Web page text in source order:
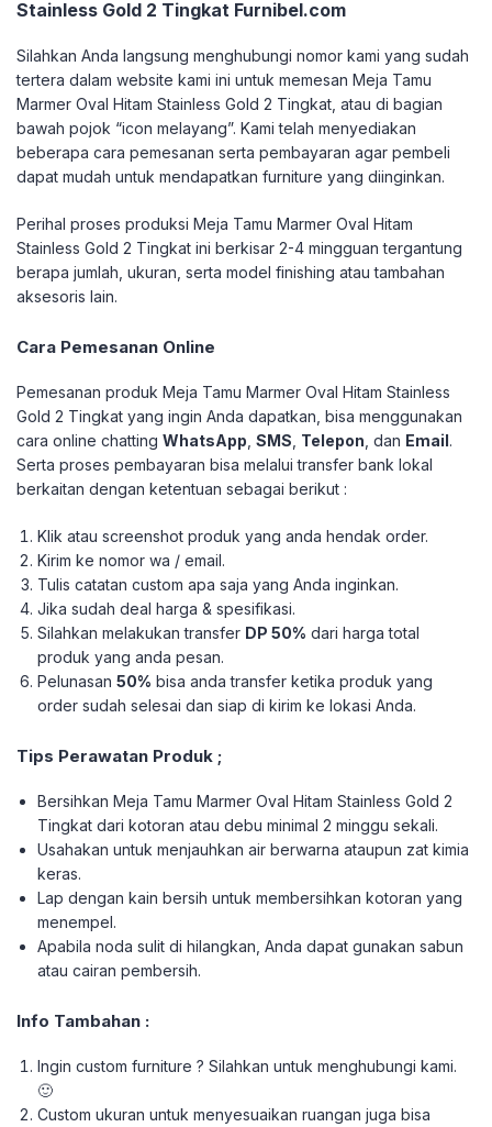
Stainless Gold 2 Tingkat Furnibel.com
Silahkan Anda langsung menghubungi nomor kami yang sudah
tertera dalam website kami ini untuk memesan Meja Tamu
Marmer Oval Hitam Stainless Gold 2 Tingkat, atau di bagian
bawah pojok “icon melayang”. Kami telah menyediakan
beberapa cara pemesanan serta pembayaran agar pembeli
dapat mudah untuk mendapatkan furniture yang diinginkan.
Perihal proses produksi Meja Tamu Marmer Oval Hitam
Stainless Gold 2 Tingkat ini berkisar 2-4 mingguan tergantung
berapa jumlah, ukuran, serta model finishing atau tambahan
aksesoris lain.
Cara Pemesanan Online
Pemesanan produk Meja Tamu Marmer Oval Hitam Stainless
Gold 2 Tingkat yang ingin Anda dapatkan, bisa menggunakan
cara online chatting WhatsApp SMS Telepon , dan Email.
Serta proses pembayaran bisa melalui transfer bank lokal
berkaitan dengan ketentuan sebagai berikut :
Klik atau screenshot produk yang anda hendak order.
Kirim ke nomor wa / email.
Tulis catatan custom apa saja yang Anda inginkan.
Jika sudah deal harga & spesifikasi.
Silahkan melakukan transfer DP 50% dari harga total
produk yang anda pesan.
Pelunasan50% bisa anda transfer ketika produk yang
order sudah selesai dan siap di kirim ke lokasi Anda.
Tips Perawatan Produk ;
Bersihkan Meja Tamu Marmer Oval Hitam Stainless Gold 2
Tingkat dari kotoran atau debu minimal 2 minggu sekali.
Usahakan untuk menjauhkan air berwarna ataupun zat kimia
keras.
Lap dengan kain bersih untuk membersihkan kotoran yang
menempel.
Apabila noda sulit di hilangkan, Anda dapat gunakan sabun
atau cairan pembersih.
Info Tambahan :
Ingin custom furniture ? Silahkan untuk menghubungi kami.
🙂
Custom ukuran untuk menyesuaikan ruangan juga bisa